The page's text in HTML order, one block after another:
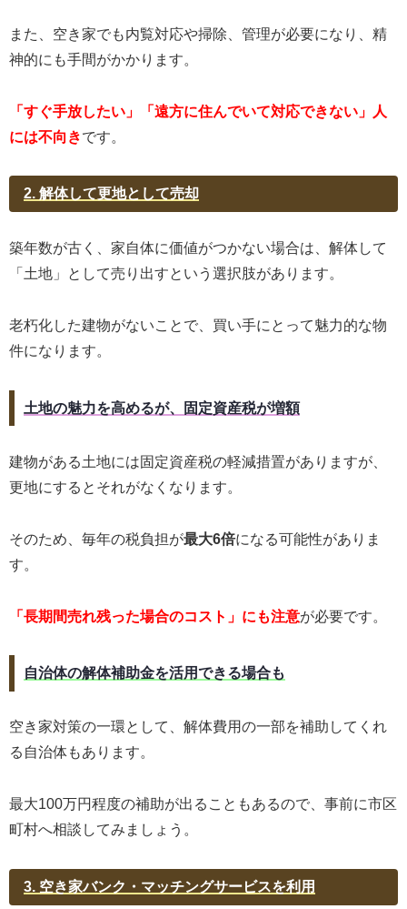
また、空き家でも内覧対応や掃除、管理が必要になり、精
神的にも手間がかかります。
「すぐ手放したい」「遠方に住んでいて対応できない」人
には不向きです。
2. 解体して更地として売却
築年数が古く、家自体に価値がつかない場合は、解体して
「土地」として売り出すという選択肢があります。
老朽化した建物がないことで、買い手にとって魅力的な物
件になります。
土地の魅力を高めるが、固定資産税が増額
建物がある土地には固定資産税の軽減措置がありますが、
更地にするとそれがなくなります。
そのため、毎年の税負担が最大6倍になる可能性がありま
す。
「長期間売れ残った場合のコスト」にも注意が必要です。
自治体の解体補助金を活用できる場合も
空き家対策の一環として、解体費用の一部を補助してくれ
る自治体もあります。
最大100万円程度の補助が出ることもあるので、事前に市区
町村へ相談してみましょう。
3. 空き家バンク・マッチングサービスを利用